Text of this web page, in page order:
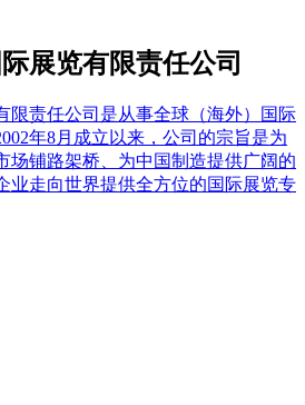
展览有限责任公司
限责任公司是从事全球（海外）国际
年8月成立以来，公司的宗旨是为
场铺路架桥、为中国制造提供广阔的
业走向世界提供全方位的国际展览专